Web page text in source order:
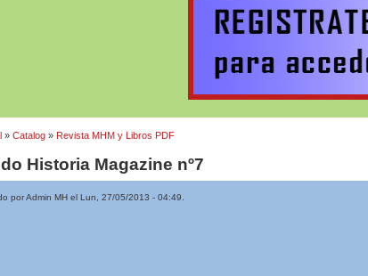
» Catalog» Revista MHM y Libros PDF
Historia Magazine nº7
por Admin MH el Lun, 27/05/2013 - 04:49.